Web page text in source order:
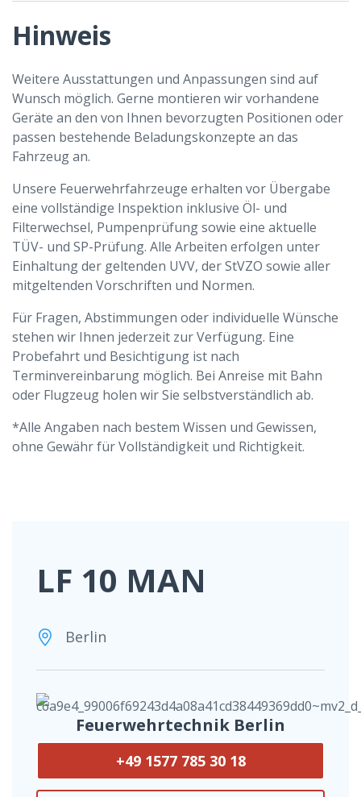
Hinweis
Weitere Ausstattungen und Anpassungen sind auf
Wunsch möglich. Gerne montieren wir vorhandene
Geräte an den von Ihnen bevorzugten Positionen oder
passen bestehende Beladungskonzepte an das
Fahrzeug an.
Unsere Feuerwehrfahrzeuge erhalten vor Übergabe
eine vollständige Inspektion inklusive Öl- und
Filterwechsel, Pumpenprüfung sowie eine aktuelle
TÜV- und SP-Prüfung. Alle Arbeiten erfolgen unter
Einhaltung der geltenden UVV, der StVZO sowie aller
mitgeltenden Vorschriften und Normen.
Für Fragen, Abstimmungen oder individuelle Wünsche
stehen wir Ihnen jederzeit zur Verfügung. Eine
Probefahrt und Besichtigung ist nach
Terminvereinbarung möglich. Bei Anreise mit Bahn
oder Flugzeug holen wir Sie selbstverständlich ab.
*Alle Angaben nach bestem Wissen und Gewissen,
ohne Gewähr für Vollständigkeit und Richtigkeit.
LF 10 MAN
Berlin
Feuerwehrtechnik Berlin
+49 1577 785 30 18